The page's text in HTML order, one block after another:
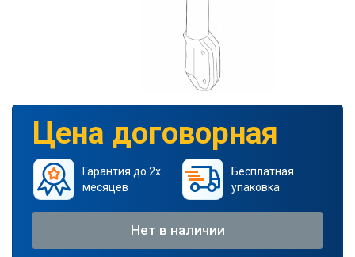
Цена договорная
Гарантия до 2х
месяцев
Бесплатная
упаковка
Нет в наличии